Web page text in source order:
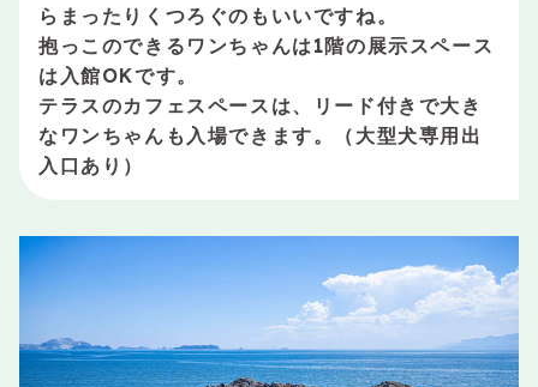
らまったりくつろぐのもいいですね。
抱っこのできるワンちゃんは1階の展示スペース
は入館OKです。
テラスのカフェスペースは、リード付きで大き
なワンちゃんも入場できます。（大型犬専用出
入口あり）